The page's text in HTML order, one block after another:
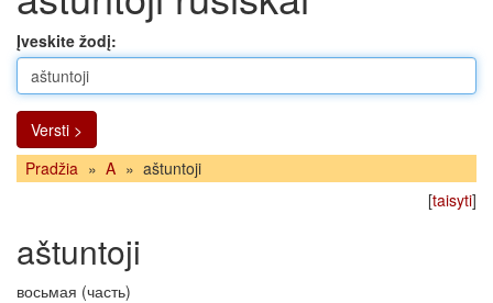
Įveskite žodį:
Versti >
Pradžia » A » aštuntoji
[taisyti]
aštuntoji
восьмая (часть)